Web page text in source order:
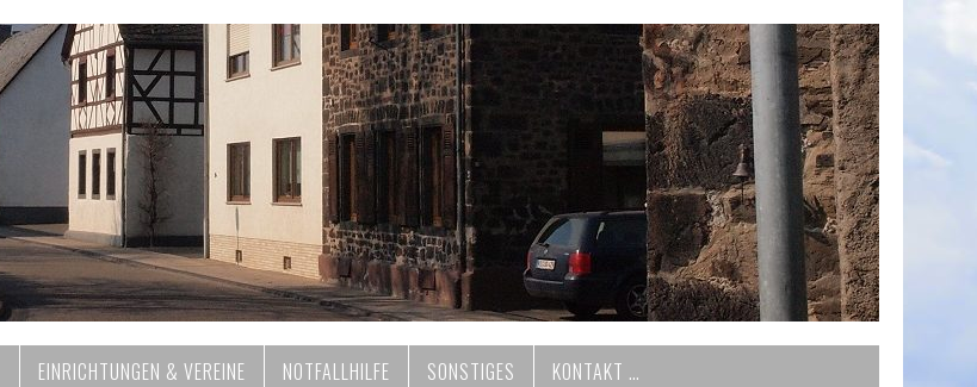
EINRICHTUNGEN & VEREINE NOTFALLHILFE SONSTIGES KONTAKT …